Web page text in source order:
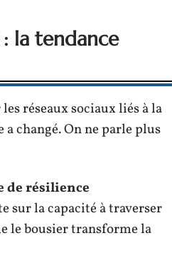
la tendance
réseaux sociaux liés à la
changé. On ne parle plus
de résilience
sur la capacité à traverser
le bousier transforme la